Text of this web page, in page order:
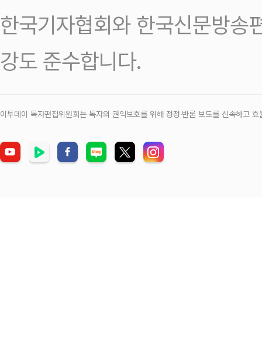
한국기자협회와 한국신문방송
강도 준수합니다.
이투데이 독자편집위원회는 독자의 권익보호를 위해 정정‧반론 보도를 신속하고